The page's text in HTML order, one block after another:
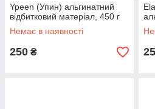
Ypeen (Упин) альгинатний
відбитковий матеріал, 450 г
Немає в наявності
250 ₴